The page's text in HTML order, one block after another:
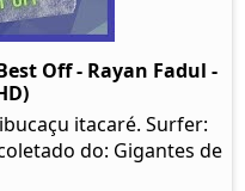
Off - Rayan Fadul -
itacaré. Surfer:
do: Gigantes de